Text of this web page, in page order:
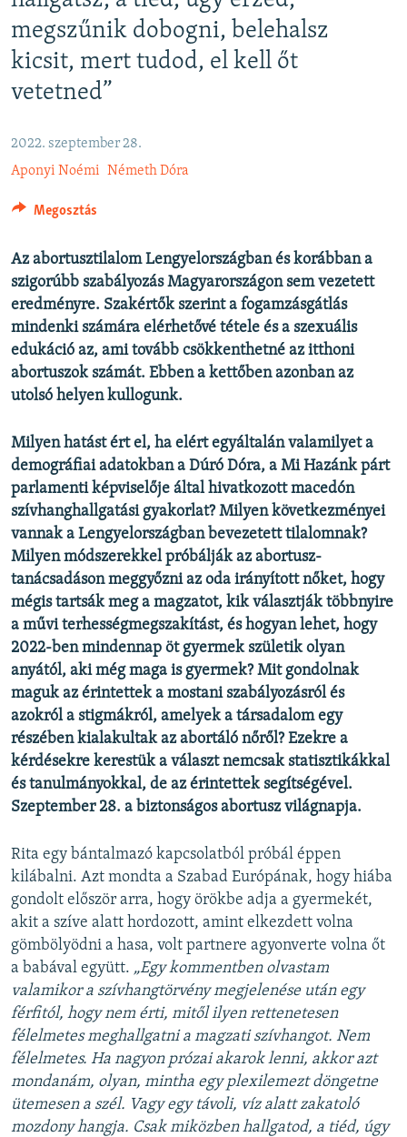
EURÓPAI UNIÓ
VILÁG
KLÍMAVÁLTOZÁS
KÖVESSEN MINKET!
Valamennyi RFE/RL weboldal
megszűnik dobogni, belehalsz
kicsit, mert tudod, el kell őt
vetetned”
2022. szeptember 28.
Aponyi Noémi Németh Dóra
Megosztás
Az abortusztilalom Lengyelországban és korábban a
szigorúbb szabályozás Magyarországon sem vezetett
eredményre. Szakértők szerint a fogamzásgátlás
mindenki számára elérhetővé tétele és a szexuális
edukáció az, ami tovább csökkenthetné az itthoni
abortuszok számát. Ebben a kettőben azonban az
utolsó helyen kullogunk.
Milyen hatást ért el, ha elért egyáltalán valamilyet a
demográfiai adatokban a Dúró Dóra, a Mi Hazánk párt
parlamenti képviselője által hivatkozott macedón
szívhanghallgatási gyakorlat? Milyen következményei
vannak a Lengyelországban bevezetett tilalomnak?
Milyen módszerekkel próbálják az abortusz-
tanácsadáson meggyőzni az oda irányított nőket, hogy
mégis tartsák meg a magzatot, kik választják többnyire
a művi terhességmegszakítást, és hogyan lehet, hogy
2022-ben mindennap öt gyermek születik olyan
anyától, aki még maga is gyermek? Mit gondolnak
maguk az érintettek a mostani szabályozásról és
azokról a stigmákról, amelyek a társadalom egy
részében kialakultak az abortáló nőről? Ezekre a
kérdésekre kerestük a választ nemcsak statisztikákkal
és tanulmányokkal, de az érintettek segítségével.
Szeptember 28. a biztonságos abortusz világnapja.
Rita egy bántalmazó kapcsolatból próbál éppen
kilábalni. Azt mondta a Szabad Európának, hogy hiába
gondolt először arra, hogy örökbe adja a gyermekét,
akit a szíve alatt hordozott, amint elkezdett volna
gömbölyödni a hasa, volt partnere agyonverte volna őt
a babával együtt. „Egy kommentben olvastam
valamikor a szívhangtörvény megjelenése után egy
férfitól, hogy nem érti, mitől ilyen rettenetesen
félelmetes meghallgatni a magzati szívhangot. Nem
félelmetes. Ha nagyon prózai akarok lenni, akkor azt
mondanám, olyan, mintha egy plexilemezt döngetne
ütemesen a szél. Vagy egy távoli, víz alatt zakatoló
mozdony hangja. Csak miközben hallgatod, a tiéd, úgy